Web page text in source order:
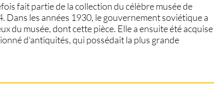
fait partie de la collection du célèbre musée de
les années 1930, le gouvernement soviétique a
du musée, dont cette pièce. Elle a ensuite été acquise
d'antiquités, qui possédait la plus grande